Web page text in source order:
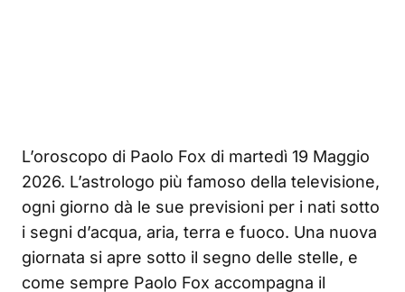
L’oroscopo di Paolo Fox di martedì 19 Maggio
2026. L’astrologo più famoso della televisione,
ogni giorno dà le sue previsioni per i nati sotto
i segni d’acqua, aria, terra e fuoco. Una nuova
giornata si apre sotto il segno delle stelle, e
come sempre Paolo Fox accompagna il